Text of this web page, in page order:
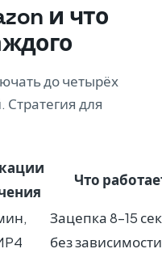
и что
до четырёх
для
Что
Зацепка 8–15
без